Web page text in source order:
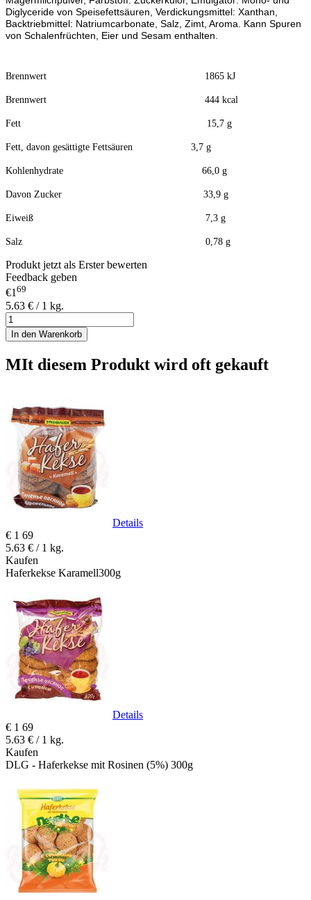
Diglyceride von Speisefettsäuren, Verdickungsmittel: Xanthan,
Backtriebmittel: Natriumcarbonate, Salz, Zimt, Aroma. Kann Spuren
von Schalenfrüchten, Eier und Sesam enthalten.
Brennwert 1865 kJ
Brennwert 444 kcal
Fett 15,7 g
Fett, davon gesättigte Fettsäuren 3,7 g
Kohlenhydrate 66,0 g
Davon Zucker 33,9 g
Eiweiß 7,3 g
Salz 0,78 g
Produkt jetzt als Erster bewerten
Feedback geben
€169
5.63 € / 1 kg.
In den Warenkorb
MIt diesem Produkt wird oft gekauft
Details
€ 1 69
5.63 € / 1 kg.
Kaufen
Haferkekse Karamell300g
Details
€ 1 69
5.63 € / 1 kg.
Kaufen
DLG - Haferkekse mit Rosinen (5%) 300g